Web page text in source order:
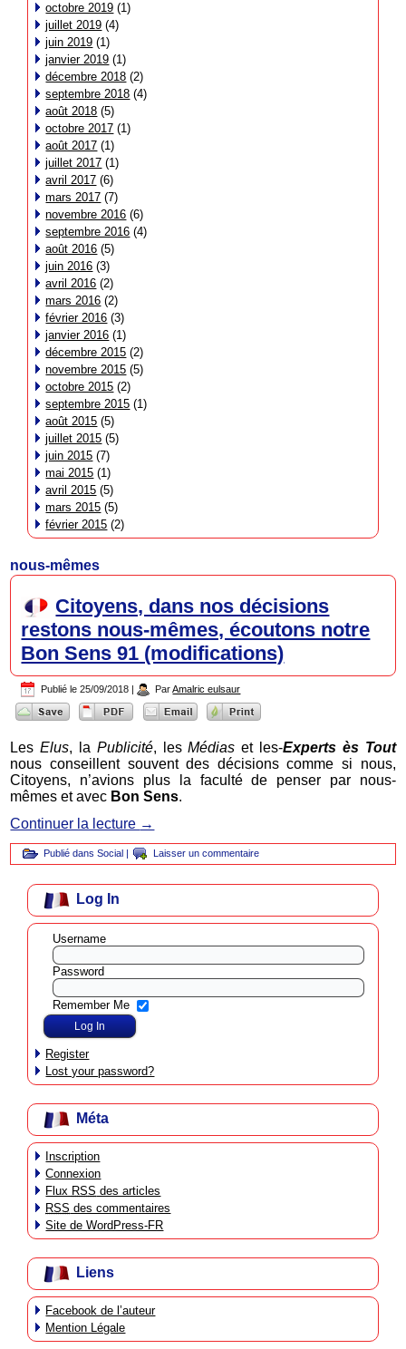
octobre 2019 (1)
juillet 2019 (4)
juin 2019 (1)
janvier 2019 (1)
décembre 2018 (2)
septembre 2018 (4)
août 2018 (5)
octobre 2017 (1)
août 2017 (1)
juillet 2017 (1)
avril 2017 (6)
mars 2017 (7)
novembre 2016 (6)
septembre 2016 (4)
août 2016 (5)
juin 2016 (3)
avril 2016 (2)
mars 2016 (2)
février 2016 (3)
janvier 2016 (1)
décembre 2015 (2)
novembre 2015 (5)
octobre 2015 (2)
septembre 2015 (1)
août 2015 (5)
juillet 2015 (5)
juin 2015 (7)
mai 2015 (1)
avril 2015 (5)
mars 2015 (5)
février 2015 (2)
nous-mêmes
Citoyens, dans nos décisions
restons nous-mêmes, écoutons notre
Bon Sens 91 (modifications)
Publié le 25/09/2018 | Par Amalric eulsaur
LesElus, la Publicité, lesMédias et les-Experts ès Tout
nous conseillent souvent des décisions comme si nous,
Citoyens, n’avions plus la faculté de penser par nous-
mêmes et avec Bon Sens.
Continuer la lecture →
Publié dans Social | Laisser un commentaire
Log In
Username
Password
Remember Me
Register
Lost your password?
Méta
Inscription
Connexion
Flux RSS des articles
RSS des commentaires
Site de WordPress-FR
Liens
Facebook de l’auteur
Mention Légale